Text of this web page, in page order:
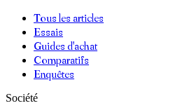
Tous les articles
Essais
Guides d'achat
Comparatifs
Enquêtes
Société